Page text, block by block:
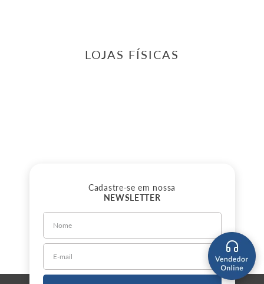
LOJAS FÍSICAS
Cadastre-se em nossa
NEWSLETTER